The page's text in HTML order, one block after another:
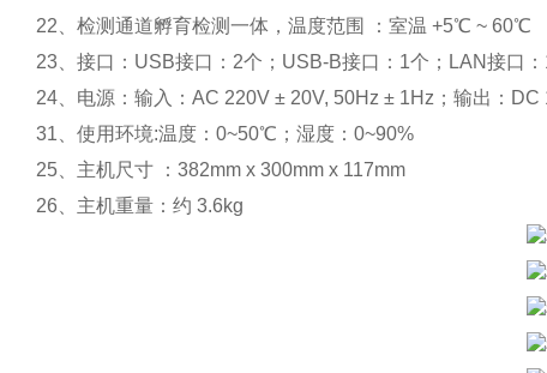
22、检测通道孵育检测一体，温度范围 ：室温 +5℃ ~ 60℃
23、接口：USB接口：2个；USB-B接口：1个；LAN接口
24、电源：输入：AC 220V ± 20V, 50Hz ± 1Hz；输出：DC
31、使用环境:温度：0~50℃；湿度：0~90%
25、主机尺寸 ：382mm x 300mm x 117mm
26、主机重量：约 3.6kg